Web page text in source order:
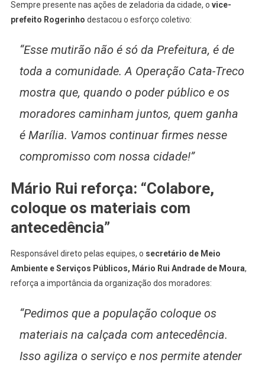
Sempre presente nas ações de zeladoria da cidade, o vice-
prefeito Rogerinho destacou o esforço coletivo:
“Esse mutirão não é só da Prefeitura, é de
toda a comunidade. A Operação Cata-Treco
mostra que, quando o poder público e os
moradores caminham juntos, quem ganha
é Marília. Vamos continuar firmes nesse
compromisso com nossa cidade!”
Mário Rui reforça: “Colabore,
coloque os materiais com
antecedência”
Responsável direto pelas equipes, o secretário de Meio
Ambiente e Serviços Públicos, Mário Rui Andrade de Moura,
reforça a importância da organização dos moradores:
“Pedimos que a população coloque os
materiais na calçada com antecedência.
Isso agiliza o serviço e nos permite atender